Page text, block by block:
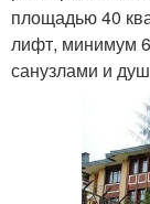
площадью 40
лифт, минимум
санузлами и